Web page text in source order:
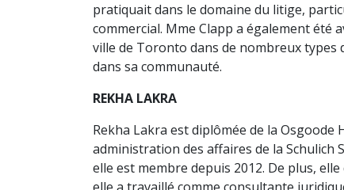
pratiquait dans le domaine du litige,
commercial. Mme Clapp a également été
ville de Toronto dans de nombreux types
dans sa communauté.
REKHA LAKRA
Rekha Lakra est diplômée de la Osgoode
administration des affaires de la Schulich
elle est membre depuis 2012. De plus,